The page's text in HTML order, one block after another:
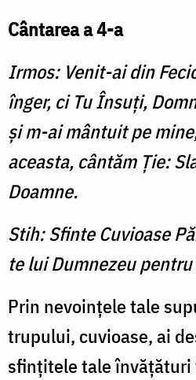
Cântarea a 4-a
Irmos: Venit-ai din
înger, ci Tu Însuţi,
şi m-ai mântuit pe
aceasta, cântăm Ție:
Doamne.
Stih: Sfinte Cuvioase
te lui Dumnezeu
Prin nevoinţele tale
trupului, cuvioase, ai
sfinţitele tale învăţături